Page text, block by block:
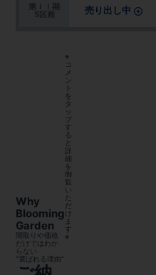
第ＩＩ期
5区画 売り出し中
Why
Blooming
Garden
間取りや価格
だけではわか
らない
“選ばれる理由”
※
コ
メ
ン
ト
を
タ
ッ
プ
す
る
と
詳
細
を
御
覧
い
た
だ
け
ま
す
※